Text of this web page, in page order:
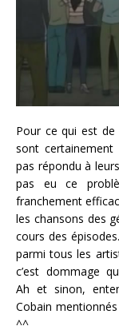
Pour ce qui est de
sont certainement
pas répondu à
pas eu ce
franchement
les chansons des
cours des
parmi tous les
c’est dommage
Ah et sinon,
Cobain
^^